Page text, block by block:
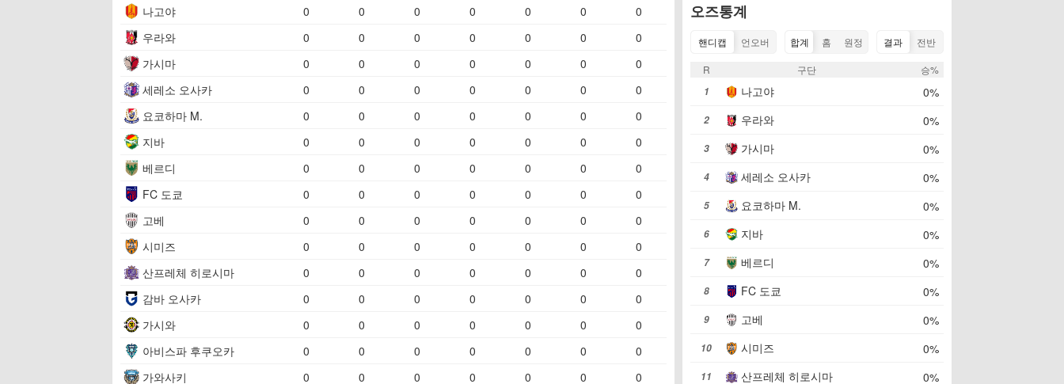
나고야 0 0 0 0 0 0
0
우라와
0 0 0 0 0 0
0
가시마
0 0 0 0 0 0
0
세레소 오사카
0 0 0 0 0 0
0
요코하마 M.
0 0 0 0 0 0
0
지바
0 0 0 0 0 0
0
베르디
0 0 0 0 0 0
0
FC 도쿄
0 0 0 0 0 0
0
고베
0 0 0 0 0 0
0
시미즈
0 0 0 0 0 0
0
산프레체 히로시마
0 0 0 0 0 0
0
감바 오사카
0 0 0 0 0 0
0
가시와
0 0 0 0 0 0
0
아비스파 후쿠오카
0 0 0 0 0 0
0
가와사키
0 0 0 0 0 0
0
오즈통계
핸디캡 언오버 합계 홈 원정 결과 전반
R 구단
승%
1
나고야 0%
2 우라와 0%
3 가시마 0%
4 세레소 오사카 0%
5 요코하마 M. 0%
6 지바 0%
7 베르디 0%
8 FC 도쿄 0%
9 고베 0%
10 시미즈 0%
11 산프레체 히로시마 0%